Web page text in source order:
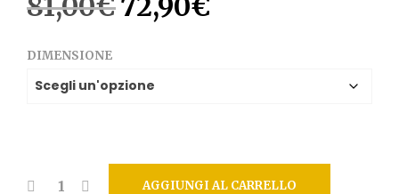
era:
DIMENSIONE
AGGIUNGI AL CARRELLO